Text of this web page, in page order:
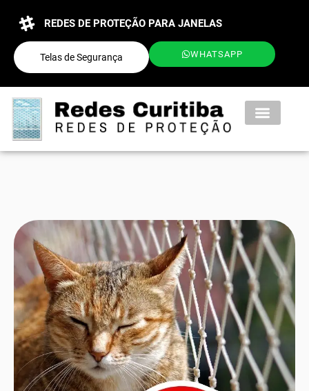
REDES DE PROTEÇÃO PARA JANELAS
Telas de Segurança WHATSAPP